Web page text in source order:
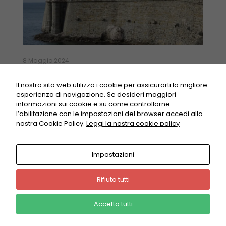
8 Maggio 2024
tradizione, novità ed equilibrismi
Read more
© 2022 Camera Civile di Treviso -
Il nostro sito web utilizza i cookie per assicurarti la migliore
esperienza di navigazione. Se desideri maggiori
informazioni sui cookie e su come controllarne
l’abilitazione con le impostazioni del browser accedi alla
nostra Cookie Policy. Leggi la nostra cookie policy
Impostazioni
Rifiuta tutti
Accetta tutti
based on
how the
website is
used.
Experience
our website
to perform
as well as
possible
during your
refuse these
cookies,
some
will
from the